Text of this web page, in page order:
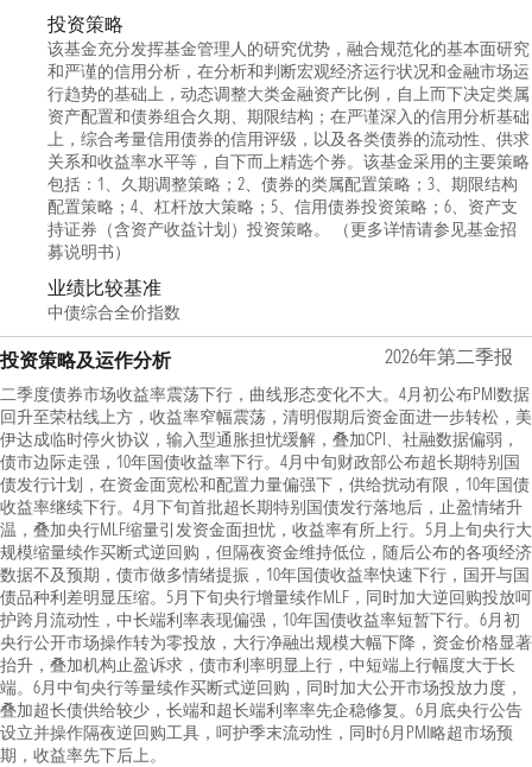
投资策略
该基金充分发挥基金管理人的研究优势，融合规范化的基本面研究
和严谨的信用分析，在分析和判断宏观经济运行状况和金融市场运
行趋势的基础上，动态调整大类金融资产比例，自上而下决定类属
资产配置和债券组合久期、期限结构；在严谨深入的信用分析基础
上，综合考量信用债券的信用评级，以及各类债券的流动性、供求
关系和收益率水平等，自下而上精选个券。该基金采用的主要策略
包括：1、久期调整策略；2、债券的类属配置策略；3、期限结构
配置策略；4、杠杆放大策略；5、信用债券投资策略；6、资产支
持证券（含资产收益计划）投资策略。 （更多详情请参见基金招
募说明书）
业绩比较基准
中债综合全价指数
投资策略及运作分析 2026年第二季报
二季度债券市场收益率震荡下行，曲线形态变化不大。4月初公布PMI数据
回升至荣枯线上方，收益率窄幅震荡，清明假期后资金面进一步转松，美
伊达成临时停火协议，输入型通胀担忧缓解，叠加CPI、社融数据偏弱，
债市边际走强，10年国债收益率下行。4月中旬财政部公布超长期特别国
债发行计划，在资金面宽松和配置力量偏强下，供给扰动有限，10年国债
收益率继续下行。4月下旬首批超长期特别国债发行落地后，止盈情绪升
温，叠加央行MLF缩量引发资金面担忧，收益率有所上行。5月上旬央行大
规模缩量续作买断式逆回购，但隔夜资金维持低位，随后公布的各项经济
数据不及预期，债市做多情绪提振，10年国债收益率快速下行，国开与国
债品种利差明显压缩。5月下旬央行增量续作MLF，同时加大逆回购投放呵
护跨月流动性，中长端利率表现偏强，10年国债收益率短暂下行。6月初
央行公开市场操作转为零投放，大行净融出规模大幅下降，资金价格显著
抬升，叠加机构止盈诉求，债市利率明显上行，中短端上行幅度大于长
端。6月中旬央行等量续作买断式逆回购，同时加大公开市场投放力度，
叠加超长债供给较少，长端和超长端利率率先企稳修复。6月底央行公告
设立并操作隔夜逆回购工具，呵护季末流动性，同时6月PMI略超市场预
期，收益率先下后上。